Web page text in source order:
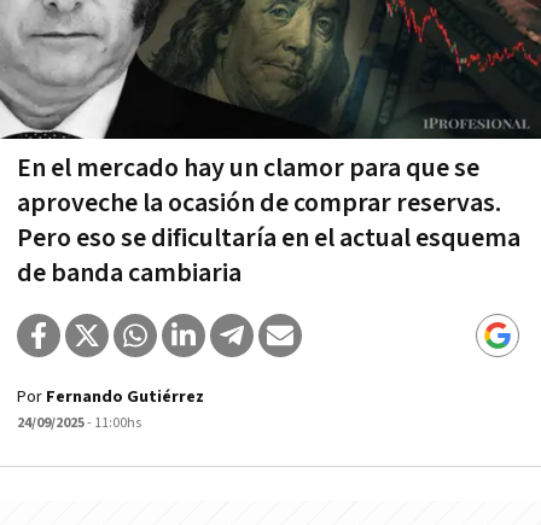
En el mercado hay un clamor para que se
aproveche la ocasión de comprar reservas.
Pero eso se dificultaría en el actual esquema
de banda cambiaria
Por Fernando Gutiérrez
24/09/2025- 11:00hs